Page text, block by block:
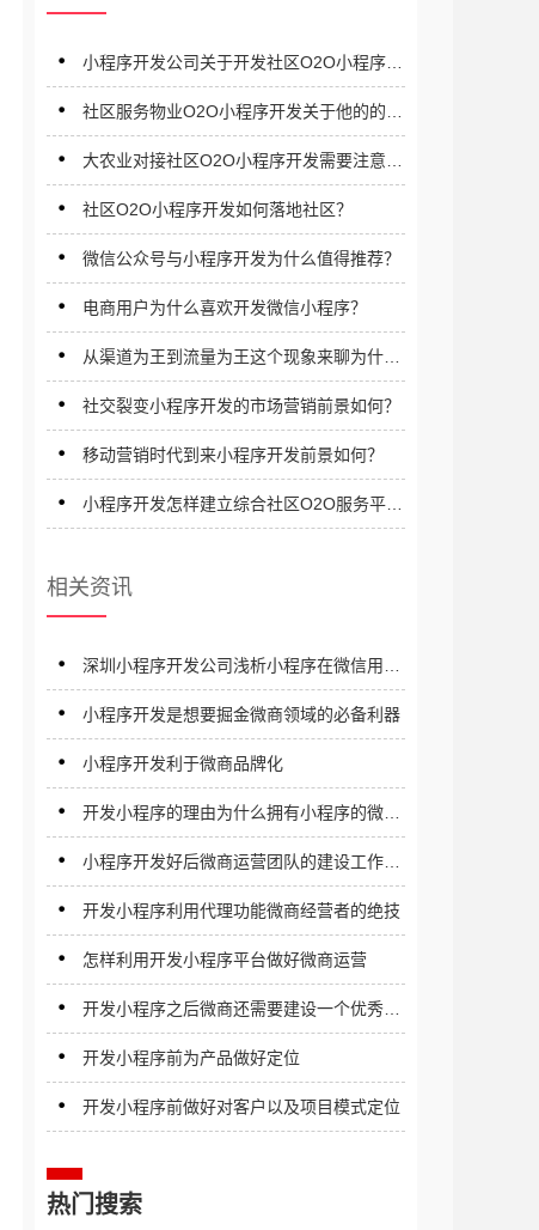
小程序开发公司关于开发社区O2O小程序:
社区服务物业O2O小程序开发关于他的的业
大农业对接社区O2O小程序开发需要注意哪
社区O2O小程序开发如何落地社区？
微信公众号与小程序开发为什么值得推荐？
电商用户为什么喜欢开发微信小程序？
从渠道为王到流量为王这个现象来聊为什么
社交裂变小程序开发的市场营销前景如何？
移动营销时代到来小程序开发前景如何？
小程序开发怎样建立综合社区O2O服务平
相关资讯
深圳小程序开发公司浅析小程序在微信用户
小程序开发是想要掘金微商领域的必备利器
小程序开发利于微商品牌化
开发小程序的理由为什么拥有小程序的微商
小程序开发好后微商运营团队的建设工作需
开发小程序利用代理功能微商经营者的绝技
怎样利用开发小程序平台做好微商运营
开发小程序之后微商还需要建设一个优秀的
开发小程序前为产品做好定位
开发小程序前做好对客户以及项目模式定位
热门搜索